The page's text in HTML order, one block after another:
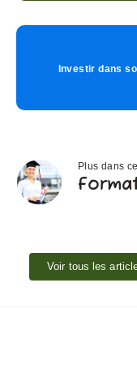
Investir dans
Plus dans
Formation
Voir tous les